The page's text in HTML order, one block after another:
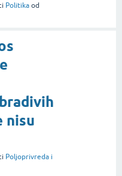
Politika od
nisu
Poljoprivreda i